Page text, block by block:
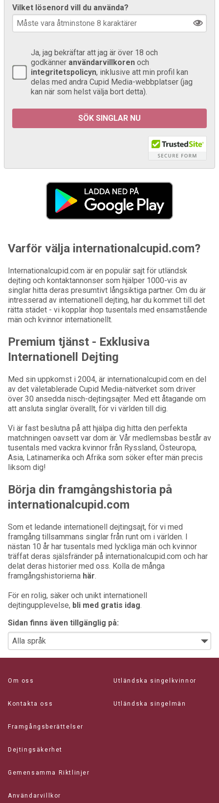
Vilket lösenord vill du använda?
Ja, jag bekräftar att jag är över 18 och
godkänner användarvillkoren och
integritetspolicyn, inklusive att min profil kan
delas med andra Cupid Media-webbplatser (jag
kan när som helst välja bort detta).
Varför välja internationalcupid.com?
Internationalcupid.com är en populär sajt för utländsk
dejting och kontaktannonser som hjälper 1000-vis av
singlar hitta deras presumtivt långsiktiga partner. Om du är
intresserad av internationell dejting, har du kommet till det
rätta städet - vi kopplar ihop tusentals med ensamstående
män och kvinnor internationellt.
Premium tjänst - Exklusiva
Internationell Dejting
Med sin uppkomst i 2004, är internationalcupid.com en del
av det väletablerade Cupid Media-nätverket som driver
över 30 ansedda nisch-dejtingsajter. Med ett åtagande om
att ansluta singlar överallt, för vi världen till dig.
Vi är fast beslutna på att hjälpa dig hitta den perfekta
matchningen oavsett var dom är. Vår medlemsbas består av
tusentals med vackra kvinnor från Ryssland, Östeuropa,
Asia, Latinamerika och Afrika som söker efter män precis
liksom dig!
Börja din framgångshistoria på
internationalcupid.com
Som et ledande internationell dejtingsajt, för vi med
framgång tillsammans singlar från runt om i världen. I
nästan 10 år har tusentals med lyckliga män och kvinnor
träffat deras själsfränder på internationalcupid.com och har
delat deras historier med oss. Kolla de många
framgångshistorierna här.
För en rolig, säker och unikt internationell
dejtingupplevelse, bli med gratis idag.
Sidan finns även tillgänglig på:
Om oss
Kontakta oss
Framgångsberättelser
Dejtingsäkerhet
Gemensamma Riktlinjer
Användarvillkor
Utländska singelkvinnor
Utländska singelmän